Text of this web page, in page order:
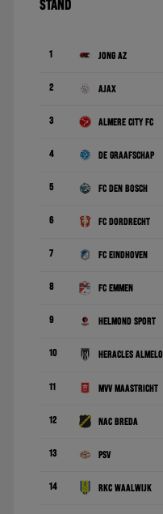
STAND
1 Jong AZ
2 Ajax
3 Almere City FC
4 De Graafschap
5 FC Den Bosch
6 FC Dordrecht
7 FC Eindhoven
8 FC Emmen
9 Helmond Sport
10 Heracles Almelo
11 MVV Maastricht
12 NAC Breda
13 PSV
14 RKC Waalwijk